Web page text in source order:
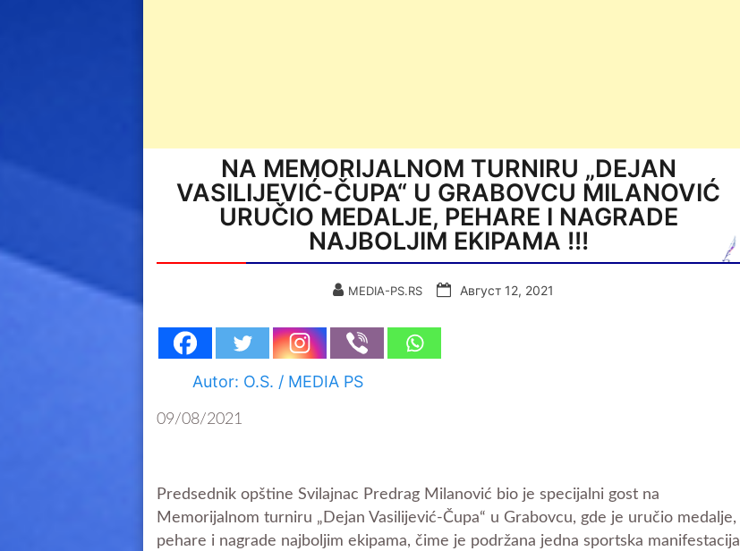
NA MEMORIJALNOM TURNIRU „DEJAN
VASILIJEVIĆ-ČUPA“ U GRABOVCU MILANOVIĆ
URUČIO MEDALJE, PEHARE I NAGRADE
NAJBOLJIM EKIPAMA !!!
MEDIA-PS.RS Август 12, 2021
Autor: O.S. / MEDIA PS
09/08/2021
Predsednik opštine Svilajnac Predrag Milanović bio je specijalni gost na
Memorijalnom turniru „Dejan Vasilijević-Čupa“ u Grabovcu, gde je uručio medalje,
pehare i nagrade najboljim ekipama, čime je podržana jedna sportska manifestacija